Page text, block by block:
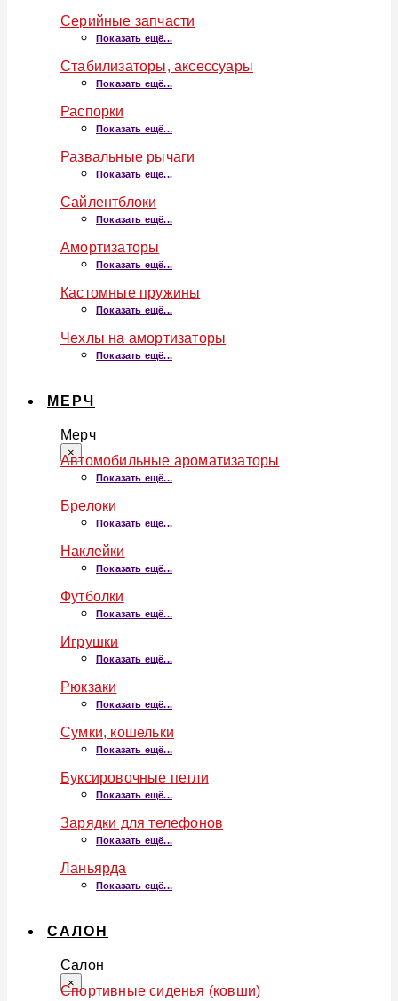
Серийные запчасти
Показать ещё...
Стабилизаторы, аксессуары
Показать ещё...
Распорки
Показать ещё...
Развальные рычаги
Показать ещё...
Сайлентблоки
Показать ещё...
Амортизаторы
Показать ещё...
Кастомные пружины
Показать ещё...
Чехлы на амортизаторы
Показать ещё...
МЕРЧ
Мерч
×
Автомобильные ароматизаторы
Показать ещё...
Брелоки
Показать ещё...
Наклейки
Показать ещё...
Футболки
Показать ещё...
Игрушки
Показать ещё...
Рюкзаки
Показать ещё...
Сумки, кошельки
Показать ещё...
Буксировочные петли
Показать ещё...
Зарядки для телефонов
Показать ещё...
Ланьярда
Показать ещё...
САЛОН
Салон
×
Спортивные сиденья (ковши)